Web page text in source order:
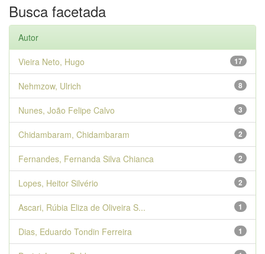
Busca facetada
Autor
17
Vieira Neto, Hugo
8
Nehmzow, Ulrich
3
Nunes, João Felipe Calvo
2
Chidambaram, Chidambaram
2
Fernandes, Fernanda Silva Chianca
2
Lopes, Heitor Silvério
1
Ascari, Rúbia Eliza de Oliveira S...
1
Dias, Eduardo Tondin Ferreira